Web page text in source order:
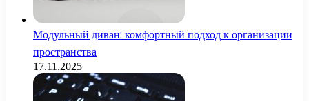
Модульный диван: комфортный подход к организации
пространства
17.11.2025